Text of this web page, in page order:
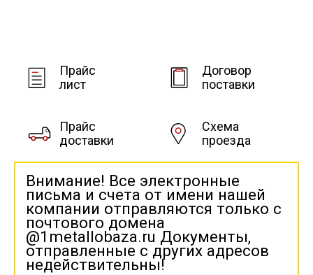
Прайс
лист
Договор
поставки
Прайс
доставки
Схема
проезда
Внимание! Все электронные
письма и счета от имени нашей
компании отправляются только с
почтового домена
@1metallobaza.ru Документы,
отправленные с других адресов
недействительны!